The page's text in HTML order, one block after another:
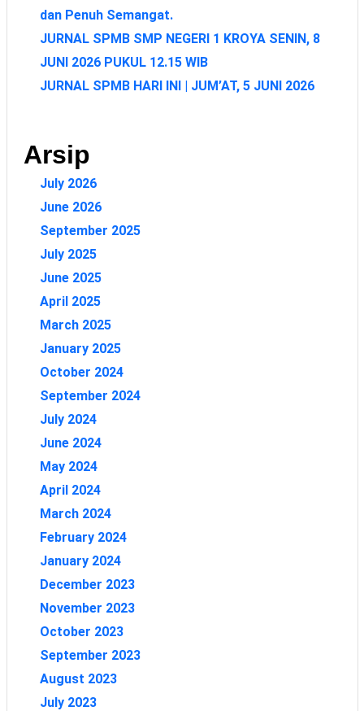
dan Penuh Semangat.
JURNAL SPMB SMP NEGERI 1 KROYA SENIN, 8
JUNI 2026 PUKUL 12.15 WIB
JURNAL SPMB HARI INI | JUM’AT, 5 JUNI 2026
Arsip
July 2026
June 2026
September 2025
July 2025
June 2025
April 2025
March 2025
January 2025
October 2024
September 2024
July 2024
June 2024
May 2024
April 2024
March 2024
February 2024
January 2024
December 2023
November 2023
October 2023
September 2023
August 2023
July 2023